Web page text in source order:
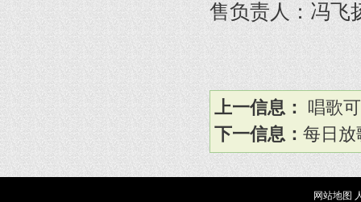
售负责人：冯飞
上一信息：
唱歌
下一信息： 每日放
网站地图